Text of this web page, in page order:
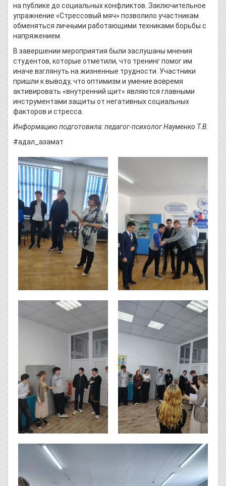
на публике до социальных конфликтов. Заключительное
упражнение «Стрессовый мяч» позволило участникам
обменяться личными работающими техниками борьбы с
напряжением.
В завершении мероприятия были заслушаны мнения
студентов, которые отметили, что тренинг помог им
иначе взглянуть на жизненные трудности. Участники
пришли к выводу, что оптимизм и умение вовремя
активировать «внутренний щит» являются главными
инструментами защиты от негативных социальных
факторов и стресса.
Информацию подготовила: педагог-психолог Науменко Т.В.
#адал_азамат